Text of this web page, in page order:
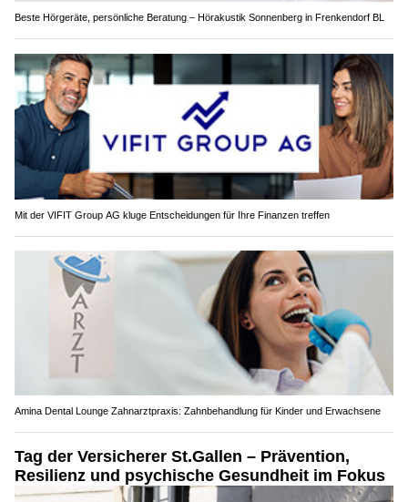
Beste Hörgeräte, persönliche Beratung – Hörakustik Sonnenberg in Frenkendorf BL
Mit der VIFIT Group AG kluge Entscheidungen für Ihre Finanzen treffen
Amina Dental Lounge Zahnarztpraxis: Zahnbehandlung für Kinder und Erwachsene
Tag der Versicherer St.Gallen – Prävention,
Resilienz und psychische Gesundheit im Fokus